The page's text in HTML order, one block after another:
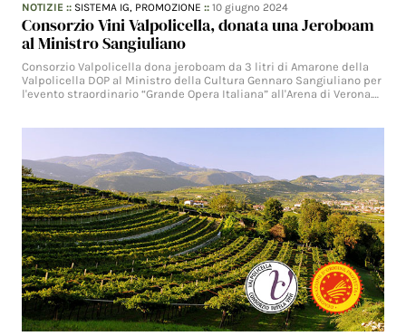
NOTIZIE :: SISTEMA IG, PROMOZIONE ::10 giugno 2024
Consorzio Vini Valpolicella, donata una Jeroboam
al Ministro Sangiuliano
Consorzio Valpolicella dona jeroboam da 3 litri di Amarone della
Valpolicella DOP al Ministro della Cultura Gennaro Sangiuliano per
l'evento straordinario “Grande Opera Italiana” all'Arena di Verona.…